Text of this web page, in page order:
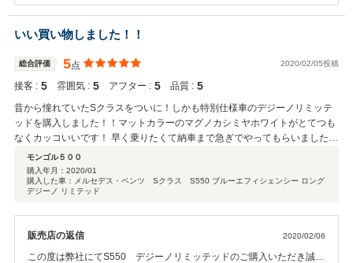
た。 何かわかないことや困ったことなどございましたらぜひお気軽に
ご連絡ください。 今後とも何卒よろしくお願いいたします！！
いい買い物しました！！
総合評価 5点 2020/02/05投稿
接客 : 5 雰囲気 : 5 アフター : 5 品質 : 5
昔から憧れていたSクラスをついに！しかも特別仕様車のデジーノリミッテ
ッドを購入しました！！マットカラーのマグノカシミヤホワイトがとてつも
なくカッコいいです！ 早く乗りたくて納車まで急ぎでやってもらいましたが
嫌な顔もせず最後まで丁寧に対応していただきました！！ また整備とかで何
かお願いします。
モンゴル５００
購入年月： 2020/01
購入した車：メルセデス・ベンツ Sクラス S550 ブルーエフィシェンシー ロング
デジーノ リミテッド
販売店の返信 2020/02/06
この度は弊社にてS550 デジーノリミッテッドのご購入いただき誠に